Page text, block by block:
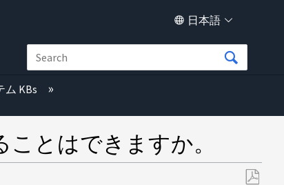
日本語
ム KBs
とはできますか。